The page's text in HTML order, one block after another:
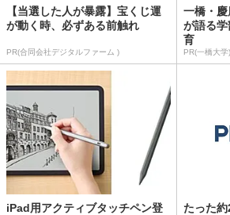
【当選した人が暴露】宝くじ運
が動く時、必ずある前触れ
PR(合同会社デジタルファーム )
一橋・
が語る
育
PR(一橋大学)
iPad用アクティブタッチペン登
たった